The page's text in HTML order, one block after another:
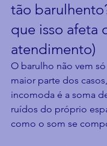
tão
que isso afeta
atendimento)
O barulho não vem
maior parte dos
incomoda é a soma
ruídos do próprio
como o som se